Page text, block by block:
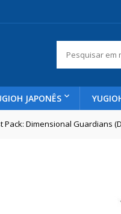
JAPONÊS
Pack: Dimensional Guardians